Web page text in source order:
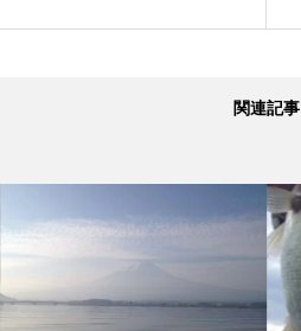
関連記事